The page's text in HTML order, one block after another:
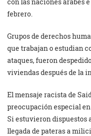
febrero.
Grupos de derechos
que trabajan o estudian
ataques, fueron
viviendas después de la
El mensaje racista de
preocupación especial
Si estuvieron dispuestos
llegada de pateras a